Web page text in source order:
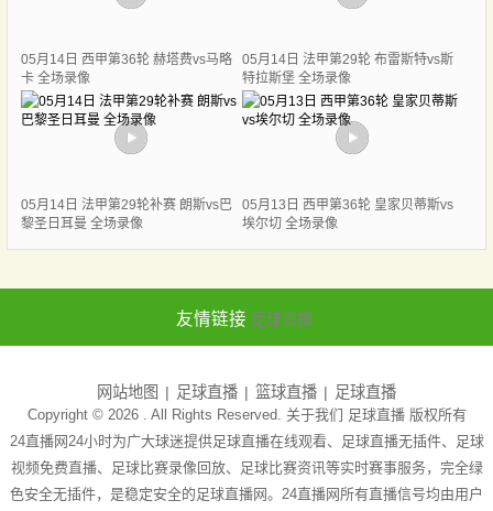
05月14日 西甲第36轮 赫塔费vs马略
卡 全场录像
05月14日 法甲第29轮 布雷斯特vs斯
特拉斯堡 全场录像
05月14日 法甲第29轮补赛 朗斯vs巴
黎圣日耳曼 全场录像
05月13日 西甲第36轮 皇家贝蒂斯vs
埃尔切 全场录像
友情链接 足球直播
网站地图 足球直播 篮球直播 足球直播
Copyright © 2026 . All Rights Reserved. 关于我们 足球直播版权所有
24直播网24小时为广大球迷提供足球直播在线观看、足球直播无插件、足球
视频免费直播、足球比赛录像回放、足球比赛资讯等实时赛事服务，完全绿
色安全无插件，是稳定安全的足球直播网。24直播网所有直播信号均由用户